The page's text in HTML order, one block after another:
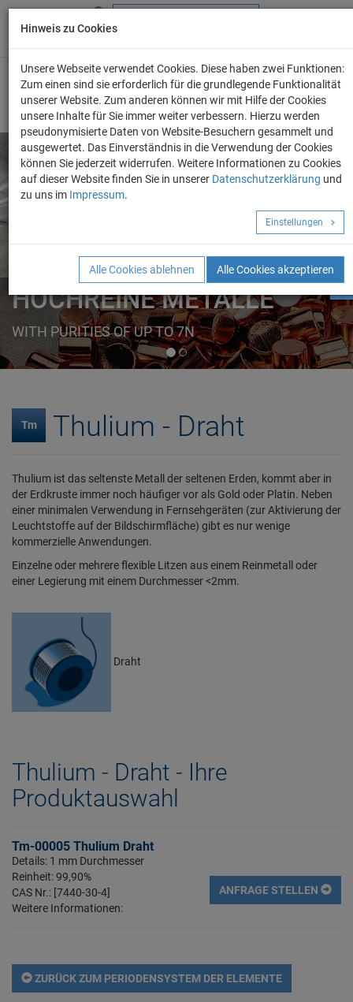
+49 (0) 69 986 4604 - 0
ELEMENTE
FORMEN
HOCHREINE METALLE
WITH PURITIES OF UP TO 7N
Angebot anfordern!
Tm Thulium - Draht
Thulium ist das seltenste Metall der seltenen Erden, kommt aber in
der Erdkruste immer noch häufiger vor als Gold oder Platin. Neben
einer minimalen Verwendung in Fernsehgeräten (zur Aktivierung der
Leuchtstoffe auf der Bildschirmfläche) gibt es nur wenige
kommerzielle Anwendungen.
Einzelne oder mehrere flexible Litzen aus einem Reinmetall oder
einer Legierung mit einem Durchmesser <2mm.
Draht
Thulium - Draht - Ihre
Produktauswahl
Tm-00005 Thulium Draht
Details: 1 mm Durchmesser
Reinheit: 99,90%
CAS Nr.: [7440-30-4]
Weitere Informationen:
ANFRAGE STELLEN
ZURÜCK ZUM PERIODENSYSTEM DER ELEMENTE
Hinweis zu Cookies
Unsere Webseite verwendet Cookies. Diese haben zwei Funktionen:
Zum einen sind sie erforderlich für die grundlegende Funktionalität
unserer Website. Zum anderen können wir mit Hilfe der Cookies
unsere Inhalte für Sie immer weiter verbessern. Hierzu werden
pseudonymisierte Daten von Website-Besuchern gesammelt und
ausgewertet. Das Einverständnis in die Verwendung der Cookies
können Sie jederzeit widerrufen. Weitere Informationen zu Cookies
auf dieser Website finden Sie in unserer Datenschutzerklärung und
zu uns im Impressum.
Einstellungen
Alle Cookies ablehnen Alle Cookies akzeptieren